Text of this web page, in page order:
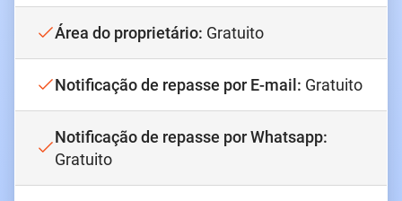
Área do proprietário: Gratuito
Notificação de repasse por E-mail : Gratuito
Notificação de repasse por Whatsapp:
Gratuito